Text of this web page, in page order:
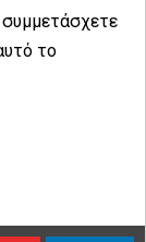
συμμετάσχετε
το